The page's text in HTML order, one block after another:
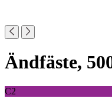
Ändfäste,
C2